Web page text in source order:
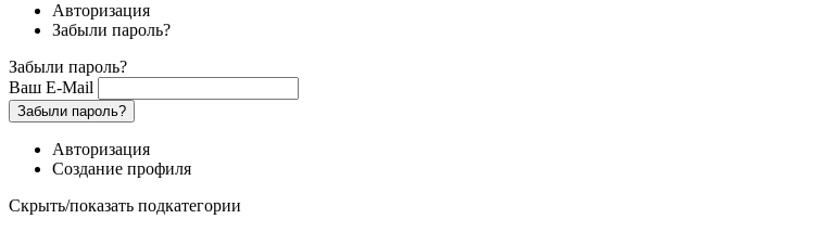
Авторизация
Забыли пароль?
Забыли пароль?
Ваш E-Mail
Забыли пароль?
Авторизация
Создание профиля
Скрыть/показать подкатегории